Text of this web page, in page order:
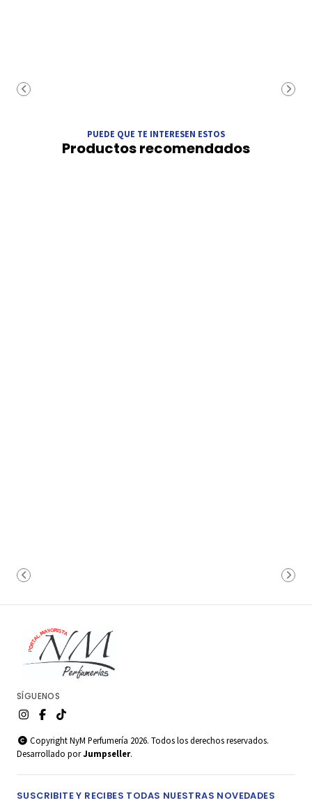
PUEDE QUE TE INTERESEN ESTOS
Productos recomendados
SÍGUENOS
Copyright NyM Perfumería 2026. Todos los derechos reservados.
Desarrollado porJumpseller.
SUSCRIBITE Y RECIBES TODAS NUESTRAS NOVEDADES